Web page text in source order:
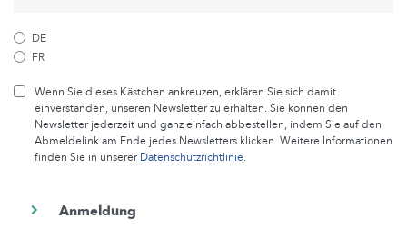
DE
FR
Wenn Sie dieses Kästchen ankreuzen, erklären Sie sich damit
einverstanden, unseren Newsletter zu erhalten. Sie können den
Newsletter jederzeit und ganz einfach abbestellen, indem Sie auf den
Abmeldelink am Ende jedes Newsletters klicken. Weitere Informationen
finden Sie in unsererDatenschutzrichtlinie.